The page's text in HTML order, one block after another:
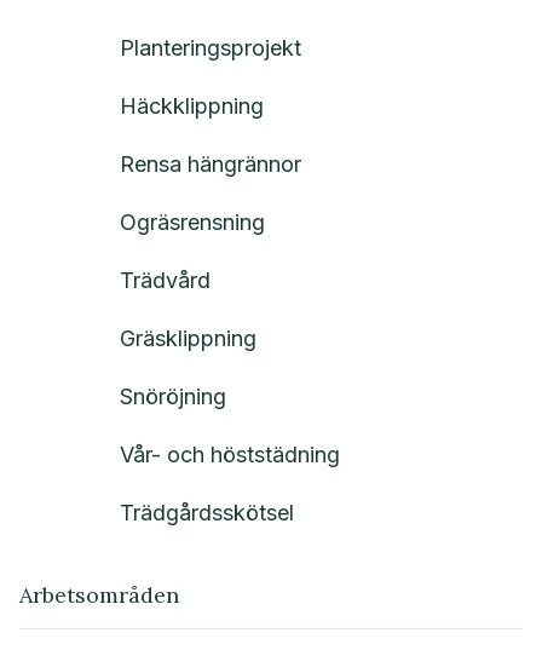
Planteringsprojekt
Häckklippning
Rensa hängrännor
Ogräsrensning
Trädvård
Gräsklippning
Snöröjning
Vår- och höststädning
Trädgårdsskötsel
Arbetsområden